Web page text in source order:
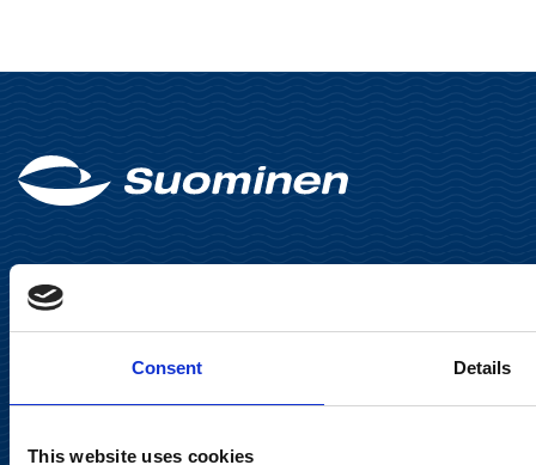
Consent Details
This website uses cookies
Suominen Oyj
Keilaranta 13 A